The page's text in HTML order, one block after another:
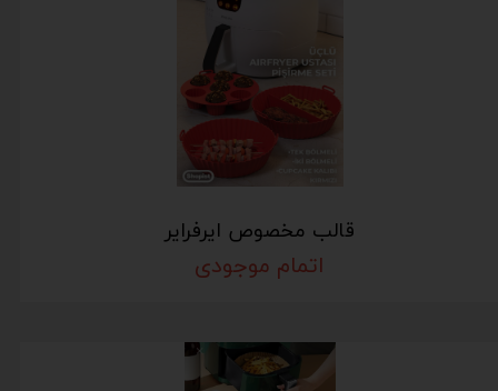
قالب مخصوص ایرفرایر
اتمام موجودی